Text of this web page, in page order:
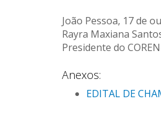
João Pessoa, 17 de
Rayra Maxiana
Presidente do
Anexos:
EDITAL DE